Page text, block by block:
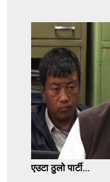
एउटा ठुलो पार्टी...